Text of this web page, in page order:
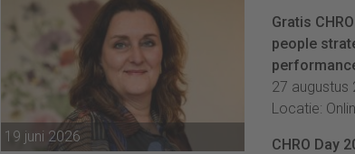
hoofdkantoor van het bedrijf in
Amsterdam.
19 juni 2026
Gratis
people
27 augustus
Locatie:
CHRO Day